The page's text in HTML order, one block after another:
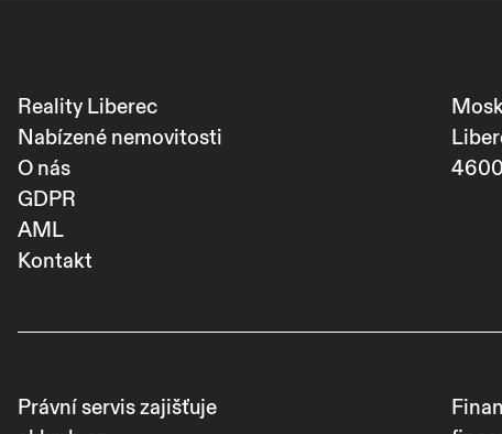
Reality Liberec
Nabízené nemovitosti
O nás
GDPR
AML
Kontakt
Právní servis zajišťuje